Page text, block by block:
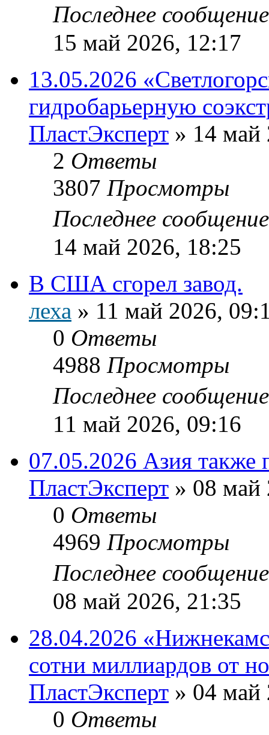
Последнее
15 май 2026, 12:17
13.05.2026
гидробарьерную
ПластЭксперт » 14 май
2 Ответы
3807 Просмотры
Последнее
14 май 2026, 18:25
В США сгорел завод.
леха » 11 май 2026,
0 Ответы
4988 Просмотры
Последнее
11 май 2026, 09:16
07.05.2026 Азия также
ПластЭксперт » 08 май
0 Ответы
4969 Просмотры
Последнее
08 май 2026, 21:35
28.04.2026
сотни миллиардов от
ПластЭксперт » 04 май
0 Ответы